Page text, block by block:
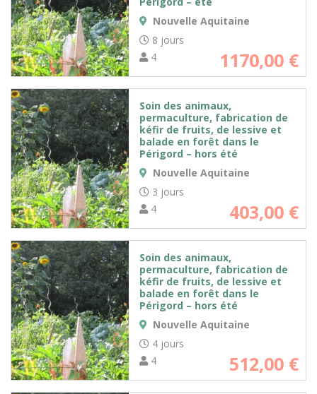
Nouvelle Aquitaine
8 jours
4
1170,00 €
Soin des animaux,
permaculture, fabrication de
kéfir de fruits, de lessive et
balade en forêt dans le
Périgord – hors été
Nouvelle Aquitaine
3 jours
4
403,00 €
Soin des animaux,
permaculture, fabrication de
kéfir de fruits, de lessive et
balade en forêt dans le
Périgord – hors été
Nouvelle Aquitaine
4 jours
4
512,00 €